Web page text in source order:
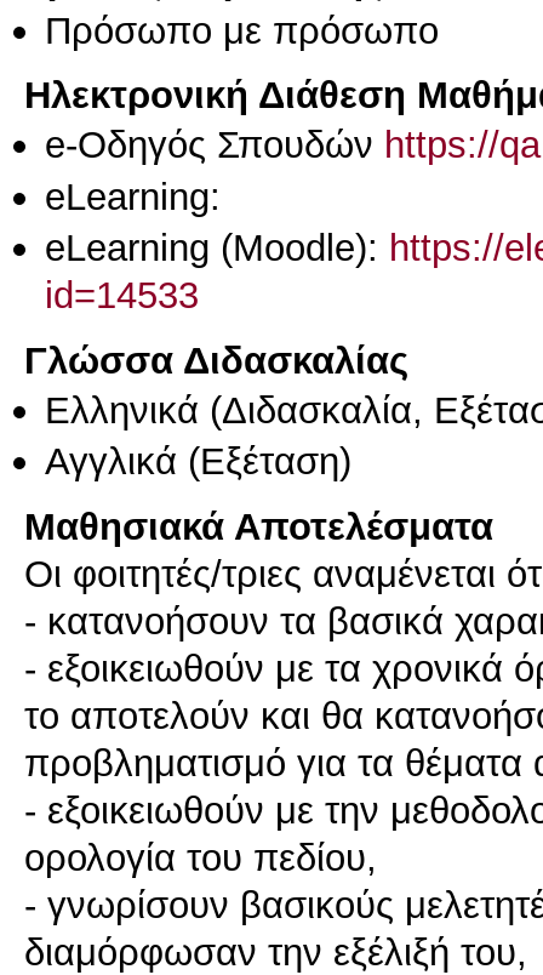
Πρόσωπο με πρόσωπο
Ηλεκτρονική Διάθεση
e-Οδηγός Σπουδών https://
eLearning:
eLearning (Moodle): https://
id=14533
Γλώσσα Διδασκαλίας
Ελληνικά (Διδασκαλία,
Αγγλικά (Εξέταση)
Μαθησιακά Αποτελέσματα
Οι φοιτητές/τριες αναμένεται
- κατανοήσουν τα βασικά
- εξοικειωθούν με τα χρονικά
το αποτελούν και θα
προβληματισμό για τα θέματα
- εξοικειωθούν με την
ορολογία του πεδίου,
- γνωρίσουν βασικούς
διαμόρφωσαν την εξέλιξή του,